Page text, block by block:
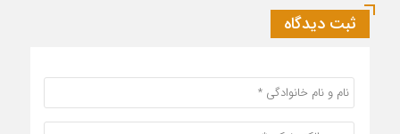
ثبت دیدگاه